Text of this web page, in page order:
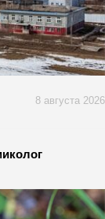
8 августа 2026